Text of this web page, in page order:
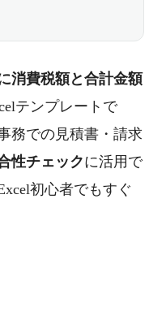
消費税額と合計金額
テンプレートで
務での見積書・請求
性チェックに活用で
初心者でもすぐ